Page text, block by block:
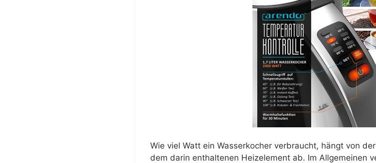
Wie viel Watt ein Wasserkocher verbraucht, hängt von
dem darin enthaltenen Heizelement ab. Im Allgemeinen